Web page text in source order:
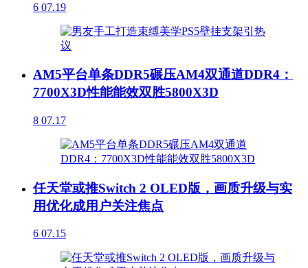
6 07.19
AM5平台单条DDR5碾压AM4双通道DDR4：
7700X3D性能能效双胜5800X3D
8 07.17
任天堂或推Switch 2 OLED版，画质升级与实
用优化成用户关注焦点
6 07.15